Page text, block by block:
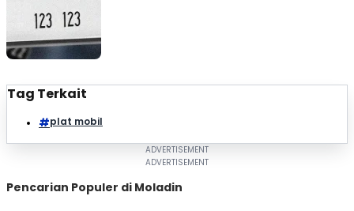
Tag Terkait
plat mobil
Pencarian Populer di Moladin